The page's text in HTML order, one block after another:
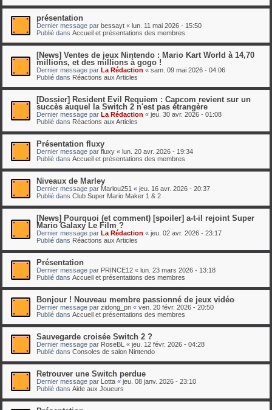
présentation
Dernier message par bessayt « lun. 11 mai 2026 - 15:50
Publié dans Accueil et présentations des membres
[News] Ventes de jeux Nintendo : Mario Kart World à 14,70
millions, et des millions à gogo !
Dernier message par La Rédaction « sam. 09 mai 2026 - 04:06
Publié dans Réactions aux Articles
[Dossier] Resident Evil Requiem : Capcom revient sur un
succès auquel la Switch 2 n'est pas étrangère
Dernier message par La Rédaction « jeu. 30 avr. 2026 - 01:08
Publié dans Réactions aux Articles
Présentation fluxy
Dernier message par fluxy « lun. 20 avr. 2026 - 19:34
Publié dans Accueil et présentations des membres
Niveaux de Marley
Dernier message par Marlou251 « jeu. 16 avr. 2026 - 20:37
Publié dans Club Super Mario Maker 1 & 2
[News] Pourquoi (et comment) [spoiler] a-t-il rejoint Super
Mario Galaxy Le Film ?
Dernier message par La Rédaction « jeu. 02 avr. 2026 - 23:17
Publié dans Réactions aux Articles
Présentation
Dernier message par PRINCE12 « lun. 23 mars 2026 - 13:18
Publié dans Accueil et présentations des membres
Bonjour ! Nouveau membre passionné de jeux vidéo
Dernier message par zidong_pn « ven. 20 févr. 2026 - 20:50
Publié dans Accueil et présentations des membres
Sauvegarde croisée Switch 2 ?
Dernier message par RoseBL « jeu. 12 févr. 2026 - 04:28
Publié dans Consoles de salon Nintendo
Retrouver une Switch perdue
Dernier message par Lotta « jeu. 08 janv. 2026 - 23:10
Publié dans Aide aux Joueurs